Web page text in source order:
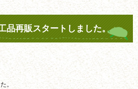
品再販スタートしました。
。